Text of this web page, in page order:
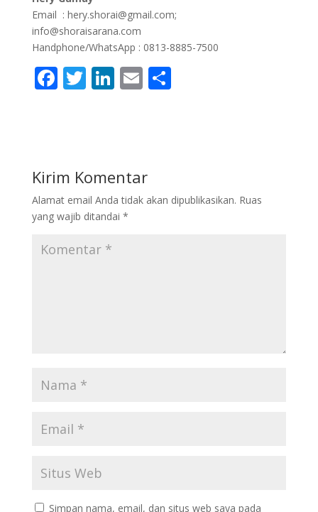
Email : hery.shorai@gmail.com;
info@shoraisarana.com
Handphone/WhatsApp : 0813-8885-7500
F
o
o
k
T Li
dI
n
E S
Kirim Komentar
Alamat email Anda tidak akan dipublikasikan. Ruas
yang wajib ditandai *
Simpan nama, email, dan situs web saya pada